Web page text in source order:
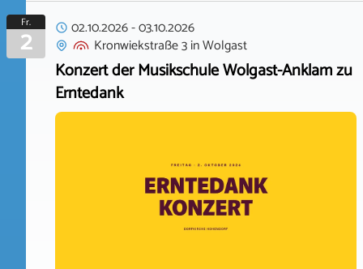
Fr.
2 02.10.2026-03.10.2026
Kronwiekstraße 3inWolgast
Konzert der Musikschule Wolgast-Anklam zu
Erntedank